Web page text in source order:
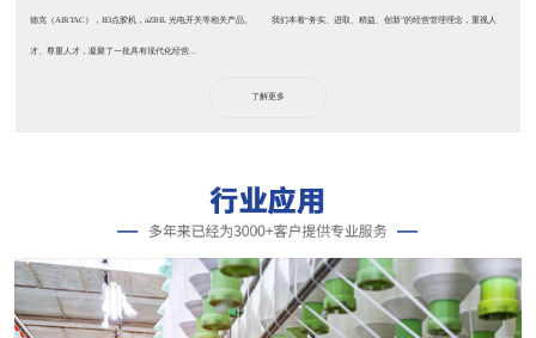
德克（AIRTAC），IEI点胶机，aZBIL 光电开关等相关产品。 我们本着“务实、进取、精益、创新”的经营管理理念，重视人
才、尊重人才，凝聚了一批具有现代化经营...
了解更多